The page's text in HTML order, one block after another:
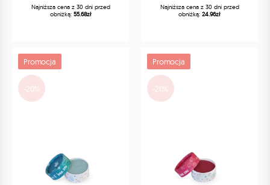
Najniższa cena z 30 dni przed
obniżką: 55.68zł
Najniższa cena z 30 dni przed
obniżką: 24.96zł
Promocja
-20%
Promocja
-20%